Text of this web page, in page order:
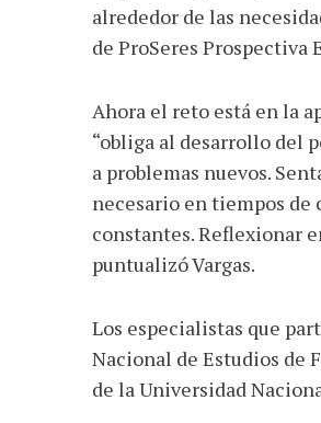
alrededor de las
de ProSeres Prospectiva
Ahora el reto está en la
“obliga al desarrollo del
a problemas nuevos.
necesario en tiempos
constantes. Reflexionar
puntualizó Vargas.
Los especialistas que
Nacional de Estudios de
de la Universidad